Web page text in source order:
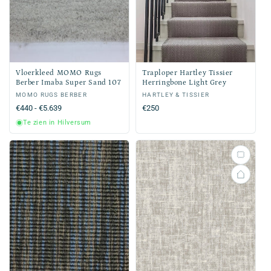
Vloerkleed MOMO Rugs
Berber Imaba Super Sand 107
Verkoper:
MOMO RUGS BERBER
Normale
prijs
€440 - €5.639
Te zien in Hilversum
Traploper Hartley Tissier
Herringbone Light Grey
Verkoper:
HARTLEY & TISSIER
Normale
€250